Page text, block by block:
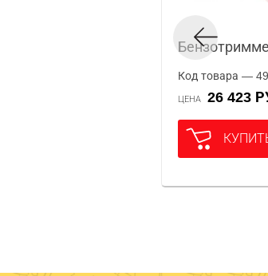
Код товара —
ЦЕНА 26 423